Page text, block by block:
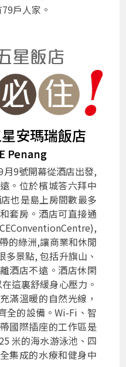
戶人家。
安瑪瑞飯店
Penang
9號開幕從酒店出發,
。位於檳城答六拜中
也是島上房間數最多
套房。酒店可直接通
的綠洲,讓商業和休閒
景點, 包括升旗山、
酒店不遠。酒店休閑
這裏舒緩身心壓力。
滿溫暖的自然光線，
全的設備。Wi-Fi、智
國際插座的工作區是
米的海水游泳池、四
集成的水療和健身中